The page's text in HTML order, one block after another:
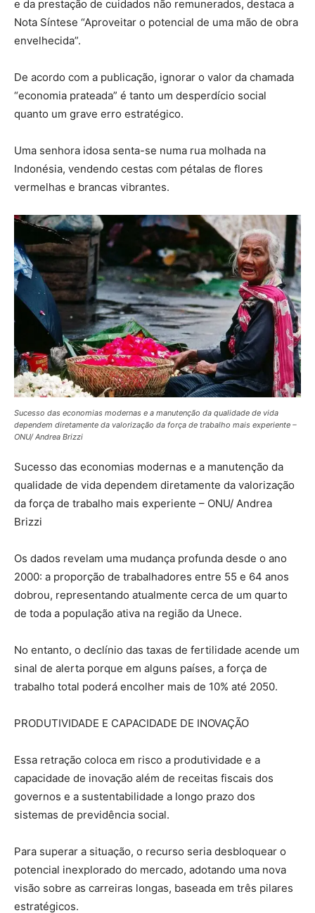
e da prestação de cuidados não remunerados, destaca a
Nota Síntese “Aproveitar o potencial de uma mão de obra
envelhecida”.
De acordo com a publicação, ignorar o valor da chamada
“economia prateada” é tanto um desperdício social
quanto um grave erro estratégico.
Uma senhora idosa senta-se numa rua molhada na
Indonésia, vendendo cestas com pétalas de flores
vermelhas e brancas vibrantes.
Sucesso das economias modernas e a manutenção da qualidade de vida
dependem diretamente da valorização da força de trabalho mais experiente –
ONU/ Andrea Brizzi
Sucesso das economias modernas e a manutenção da
qualidade de vida dependem diretamente da valorização
da força de trabalho mais experiente – ONU/ Andrea
Brizzi
Os dados revelam uma mudança profunda desde o ano
2000: a proporção de trabalhadores entre 55 e 64 anos
dobrou, representando atualmente cerca de um quarto
de toda a população ativa na região da Unece.
No entanto, o declínio das taxas de fertilidade acende um
sinal de alerta porque em alguns países, a força de
trabalho total poderá encolher mais de 10% até 2050.
PRODUTIVIDADE E CAPACIDADE DE INOVAÇÃO
Essa retração coloca em risco a produtividade e a
capacidade de inovação além de receitas fiscais dos
governos e a sustentabilidade a longo prazo dos
sistemas de previdência social.
Para superar a situação, o recurso seria desbloquear o
potencial inexplorado do mercado, adotando uma nova
visão sobre as carreiras longas, baseada em três pilares
estratégicos.